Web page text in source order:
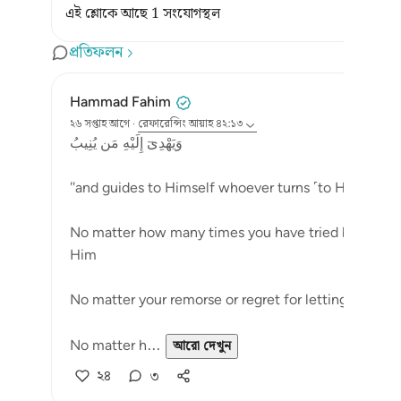
এই শ্লোকে আছে 1 সংযোগস্থল
প্রতিফলন
Hammad Fahim
২৬ সপ্তাহ আগে · রেফারেন্সিংআয়াহ ৪২:১৩
وَيَهْدِىٓ إِلَيْهِ مَن يُنِيبُ
"and guides to Himself whoever turns ˹to Him˺
No matter how many times you have tried but
Him
No matter your remorse or regret for letting go,
No matter h... আরো দেখুন
২৪ ৩